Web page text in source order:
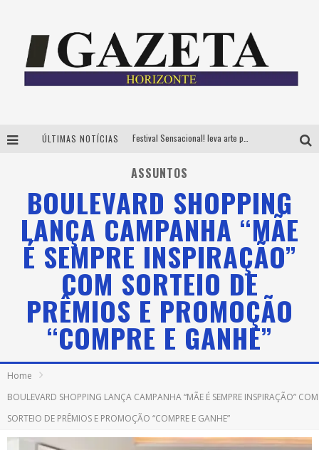
ÚLTIMAS NOTÍCIAS
ASSUNTOS
BOULEVARD SHOPPING
LANÇA CAMPANHA “MÃE
É SEMPRE INSPIRAÇÃO”
COM SORTEIO DE
PRÊMIOS E PROMOÇÃO
“COMPRE E GANHE”
Home
BOULEVARD SHOPPING LANÇA CAMPANHA “MÃE É SEMPRE INSPIRAÇÃO” COM
SORTEIO DE PRÊMIOS E PROMOÇÃO “COMPRE E GANHE”